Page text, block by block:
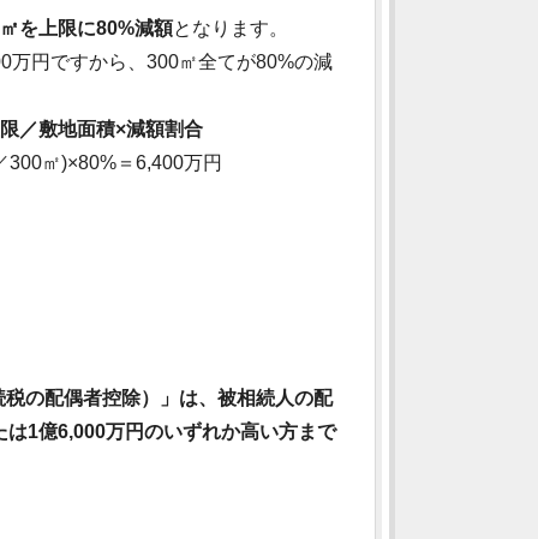
を上限に80%減額となります。
万円ですから、300㎡全てが80%の減
／敷地面積×減額割合
＝6,400万円
の配偶者控除）」は、被相続人の配
1億6,000万円のいずれか高い方まで